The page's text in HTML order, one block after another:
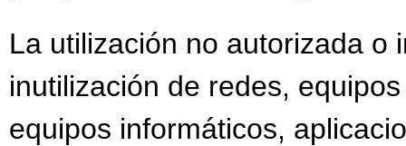
La utilización no autorizada o
inutilización de redes,
equipos informáticos,